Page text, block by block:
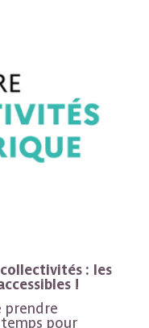
: les
!
prendre
pour